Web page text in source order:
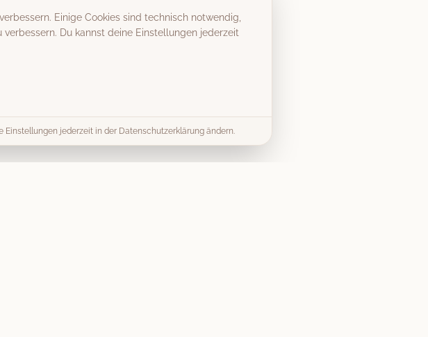
Einige Cookies sind technisch notwendig,
Du kannst deine Einstellungen jederzeit
Einstellungen jederzeit in der Datenschutzerklärung ändern.